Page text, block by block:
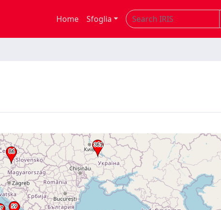
Home Sfoglia